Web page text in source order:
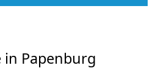
in Papenburg